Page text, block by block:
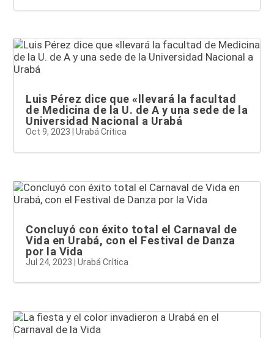
Luis Pérez dice que «llevará la facultad
de Medicina de la U. de A y una sede de la
Universidad Nacional a Urabá
Oct 9, 2023 |Urabá Crítica
Concluyó con éxito total el Carnaval de
Vida en Urabá, con el Festival de Danza
por la Vida
Jul 24, 2023 |Urabá Crítica